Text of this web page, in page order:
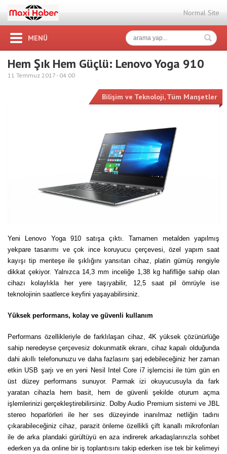
Normal Site
MENÜ
Hem Şık Hem Güçlü: Lenovo Yoga 910
11 Temmuz 2017 - 04:00
Bilişim ve Teknoloji,Tüm Manşetler
Yeni Lenovo Yoga 910 satışa çıktı. Tamamen metalden yapılmış
yekpare tasarımı ve çok ince koruyucu çerçevesi, özel yapım saat
kayışı tip menteşe ile şıklığını yansıtan cihaz, platin gümüş rengiyle
dikkat çekiyor. Yalnızca 14,3 mm inceliğe 1,38 kg hafifliğe sahip olan
cihazı kolaylıkla her yere taşıyabilir, 12,5 saat pil ömrüyle ise
teknolojinin saatlerce keyfini yaşayabilirsiniz.
Yüksek performans, kolay ve güvenli kullanım
Performans özellikleriyle de farklılaşan cihaz, 4K yüksek çözünürlüğe
sahip neredeyse çerçevesiz dokunmatik ekranı, cihaz kapalı olduğunda
dahi akıllı telefonunuzu ve daha fazlasını şarj edebileceğiniz her zaman
etkin USB şarjı ve en yeni Nesil Intel Core i7 işlemcisi ile tüm gün en
üst düzey performans sunuyor. Parmak izi okuyucusuyla da fark
yaratan cihazla hem basit, hem de güvenli şekilde oturum açma
işlemlerinizi gerçekleştirebilirsiniz. Dolby Audio Premium sistemi ve JBL
stereo hoparlörleri ile her ses düzeyinde inanılmaz netliğin tadını
çıkarabileceğiniz cihaz, parazit önleme özellikli çift kanallı mikrofonları
ile de arka plandaki gürültüyü en aza indirerek arkadaşlarınızla sohbet
ederken ya da online bir iş toplantısını takip ederken ise tek bir kelimeyi